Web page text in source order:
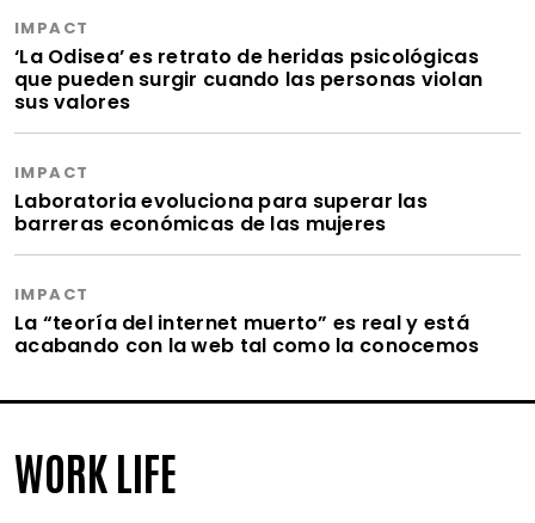
IMPACT
‘La Odisea’ es retrato de heridas psicológicas
que pueden surgir cuando las personas violan
sus valores
IMPACT
Laboratoria evoluciona para superar las
barreras económicas de las mujeres
IMPACT
La “teoría del internet muerto” es real y está
acabando con la web tal como la conocemos
WORK LIFE